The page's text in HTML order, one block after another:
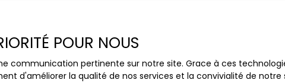
Vous ne trouvez
la propriété de vos
POUR NOUS
communication pertinente sur notre site. Grace à ces
d'améliorer la qualité de nos services et la convivialité de notre